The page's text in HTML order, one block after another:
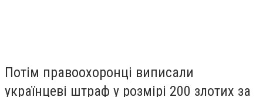
Потім правоохоронці виписали
українцеві штраф у розмірі 200 злотих за